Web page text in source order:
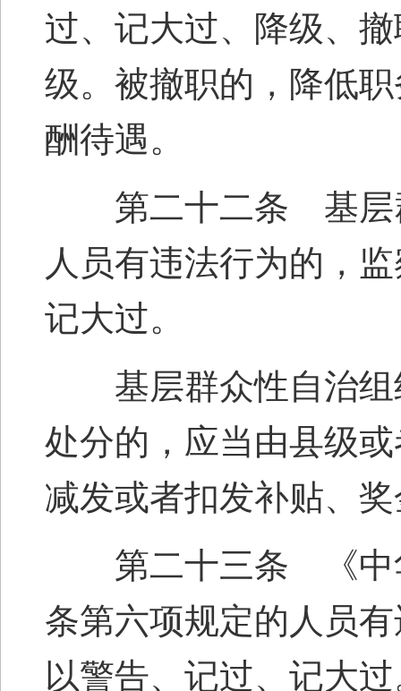
过、记大过、降级、
级。被撤职的，降低
酬待遇。
第二十二条 基层群
人员有违法行为的，
记大过。
基层群众性自治组
处分的，应当由县级
减发或者扣发补贴、
第二十三条 《中华
条第六项规定的人员
以警告、记过、记大